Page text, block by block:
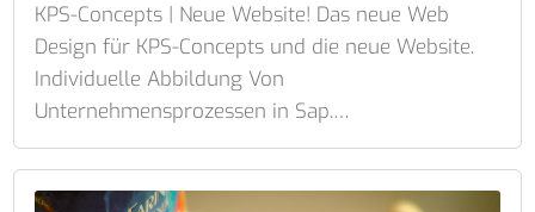
KPS-Concepts | Neue Website! Das neue Web
Design für KPS-Concepts und die neue Website.
Individuelle Abbildung Von
Unternehmensprozessen in Sap.…